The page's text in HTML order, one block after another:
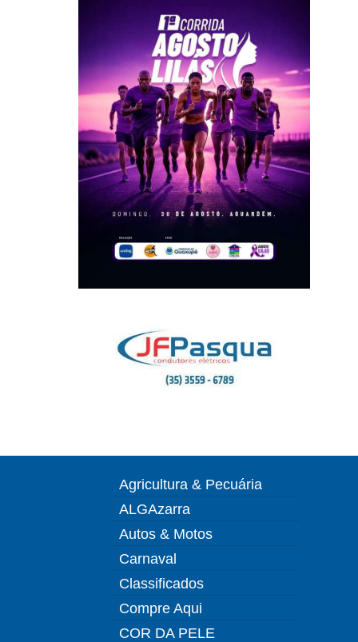
Agricultura & Pecuária
ALGAzarra
Autos & Motos
Carnaval
Classificados
Compre Aqui
COR DA PELE